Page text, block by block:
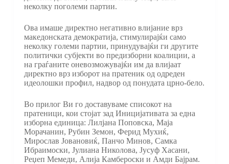
неколку поголеми партии.
Ова имаше директно негативно влијание врз
македонската демократија, стимулирајќи само
неколку големи партии, принудувајќи ги другите
политички субјекти во предизборни коалиции, а
на граѓаните оневозможувајќи им да влијаат
директно врз изборот на пратеник од одреден
идеолошки профил, надвор од понудата црно-бело.
Во прилог Ви го доставуваме списокот на
пратеници, кои стојат зад Иницијативата за една
изборна единица: Лилјана Поповска, Маја
Морачанин, Рубин Земон, Ферид Мухиќ,
Мирослав Јовановиќ, Панчо Минов, Самка
Ибраимоски, Јулиана Николова, Јусуф Хасани,
Реџеп Мемеди, Алија Камбероски и Амди Бајрам.